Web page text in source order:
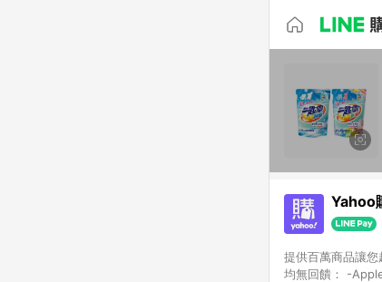
Yahoo
提供百萬商品讓您超
均無回饋： -